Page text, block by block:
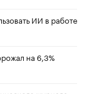
ИИ в работе
на 6,3%